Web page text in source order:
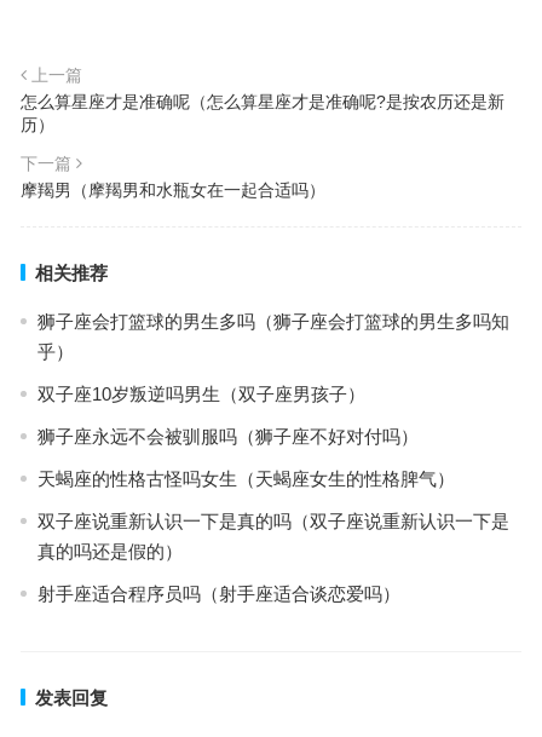
上一篇
怎么算星座才是准确呢（怎么算星座才是准确呢?是按农历还是新
历）
下一篇
摩羯男（摩羯男和水瓶女在一起合适吗）
相关推荐
狮子座会打篮球的男生多吗（狮子座会打篮球的男生多吗知
乎）
双子座10岁叛逆吗男生（双子座男孩子）
狮子座永远不会被驯服吗（狮子座不好对付吗）
天蝎座的性格古怪吗女生（天蝎座女生的性格脾气）
双子座说重新认识一下是真的吗（双子座说重新认识一下是
真的吗还是假的）
射手座适合程序员吗（射手座适合谈恋爱吗）
发表回复